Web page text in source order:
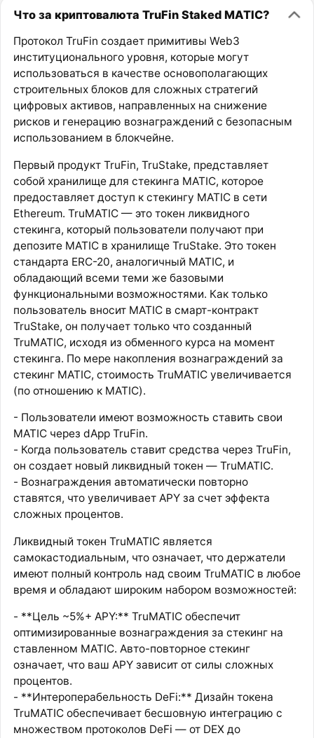
Что за криптовалюта TruFin Staked MATIC?
Протокол TruFin создает примитивы Web3
институционального уровня, которые могут
использоваться в качестве основополагающих
строительных блоков для сложных стратегий
цифровых активов, направленных на снижение
рисков и генерацию вознаграждений с безопасным
использованием в блокчейне.
Первый продукт TruFin, TruStake, представляет
собой хранилище для стекинга MATIC, которое
предоставляет доступ к стекингу MATIC в сети
Ethereum. TruMATIC — это токен ликвидного
стекинга, который пользователи получают при
депозите MATIC в хранилище TruStake. Это токен
стандарта ERC-20, аналогичный MATIC, и
обладающий всеми теми же базовыми
функциональными возможностями. Как только
пользователь вносит MATIC в смарт-контракт
TruStake, он получает только что созданный
TruMATIC, исходя из обменного курса на момент
стекинга. По мере накопления вознаграждений за
стекинг MATIC, стоимость TruMATIC увеличивается
(по отношению к MATIC).
- Пользователи имеют возможность ставить свои
MATIC через dApp TruFin.
- Когда пользователь ставит средства через TruFin,
он создает новый ликвидный токен — TruMATIC.
- Вознаграждения автоматически повторно
ставятся, что увеличивает APY за счет эффекта
сложных процентов.
Ликвидный токен TruMATIC является
самокастодиальным, что означает, что держатели
имеют полный контроль над своим TruMATIC в любое
время и обладают широким набором возможностей:
- **Цель ~5%+ APY:** TruMATIC обеспечит
оптимизированные вознаграждения за стекинг на
ставленном MATIC. Авто-повторное стекинг
означает, что ваш APY зависит от силы сложных
процентов.
- **Интероперабельность DeFi:** Дизайн токена
TruMATIC обеспечивает бесшовную интеграцию с
множеством протоколов DeFi — от DEX до